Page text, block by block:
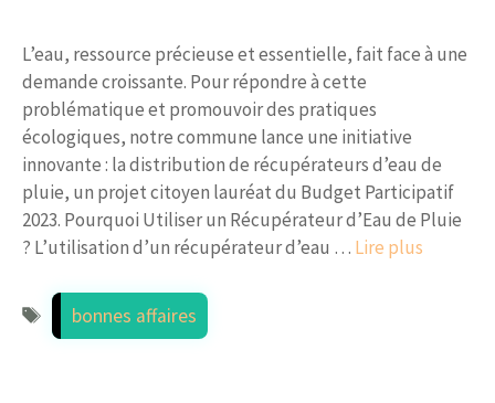
L’eau, ressource précieuse et essentielle, fait face à une
demande croissante. Pour répondre à cette
problématique et promouvoir des pratiques
écologiques, notre commune lance une initiative
innovante : la distribution de récupérateurs d’eau de
pluie, un projet citoyen lauréat du Budget Participatif
2023. Pourquoi Utiliser un Récupérateur d’Eau de Pluie
? L’utilisation d’un récupérateur d’eau … Lire plus
Étiquettes
bonnes affaires